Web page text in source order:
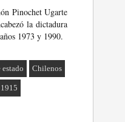
Pinochet Ugarte
la dictadura
1973 y 1990.
estado Chilenos